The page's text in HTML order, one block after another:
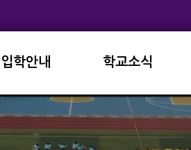
입학안내
중고등학교
학교소식
공지사항
학사일정